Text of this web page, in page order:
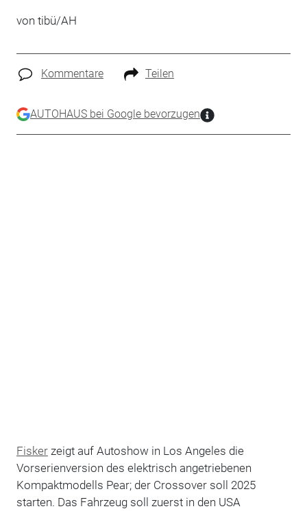
von tibü/AH
Kommentare Teilen
AUTOHAUS bei Google bevorzugen
Fiskerzeigt auf Autoshow in Los Angeles die
Vorserienversion des elektrisch angetriebenen
Kompaktmodells Pear; der Crossover soll 2025
starten. Das Fahrzeug soll zuerst in den USA